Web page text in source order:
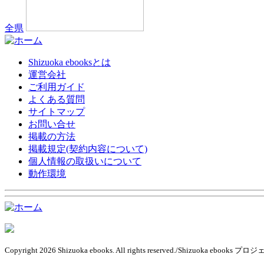
全県
Shizuoka ebooksとは
運営会社
ご利用ガイド
よくある質問
サイトマップ
お問い合せ
掲載の方法
掲載規定(契約内容について)
個人情報の取扱いについて
動作環境
Copyright 2026 Shizuoka ebooks. All rights reserved./Shizuoka ebooks プロジ